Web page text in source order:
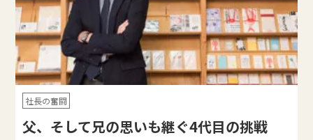
社長の奮闘
父、そして兄の思いも継ぐ4代目の挑戦